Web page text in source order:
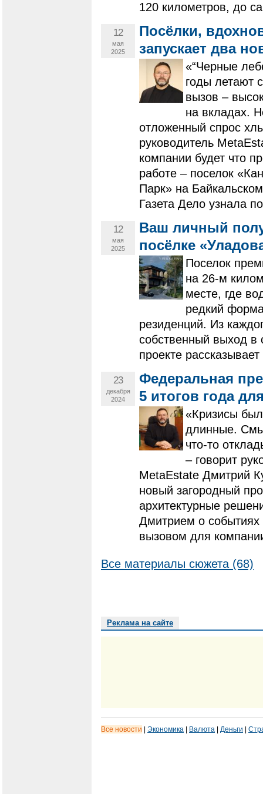
120 километров, до
12
мая
2025
Посёлки,
запускает два
«“Черные
годы летают
вызов –
на вкладах.
отложенный спрос
руководитель
компании будет что
работе – поселок
Парк» на
Газета Дело узнала
12
мая
2025
Ваш личный
посёлке
Поселок
на 26-м
месте, где
редкий
резиденций. Из
собственный выход в
проекте
23
декабря
2024
Федеральная
5 итогов года
«Кризисы
длинные.
что-то
– говорит
MetaEstate Дмитрий
новый загородный
архитектурные
Дмитрием о
вызовом для
Все материалы сюжета (68)
Реклама на сайте
Все новости Экономика Валюта Деньги